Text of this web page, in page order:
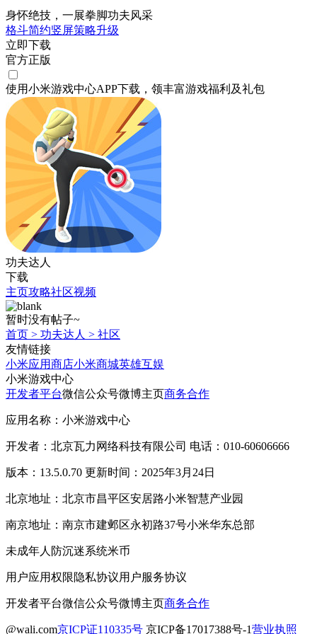
身怀绝技，一展拳脚功夫风采
格斗简约竖屏策略升级
立即下载
官方正版
使用小米游戏中心APP下载 ，领丰富游戏福利 及礼包
功夫达人
下载
主页攻略社区视频
暂时没有帖子~
首页 > 功夫达人 > 社区
友情链接
小米应用商店小米商城英雄互娱
小米游戏中心
开发者平台微信公众号微博主页商务合作
应用名称：小米游戏中心
开发者：北京瓦力网络科技有限公司 电话：010-60606666
版本：13.5.0.70 更新时间：2025年3月24日
北京地址：北京市昌平区安居路小米智慧产业园
南京地址：南京市建邺区永初路37号小米华东总部
未成年人防沉迷系统米币
用户应用权限隐私协议用户服务协议
开发者平台微信公众号微博主页商务合作
@wali.com京ICP证110335号 京ICP备17017388号-1营业执照